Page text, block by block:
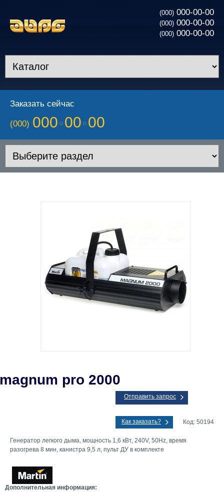
(000) 000-00-00
(000) 000-00-00
(000) 000-00-00
Заказать сейчас
(000) 000 00 00
pro 2000
Отправить запрос
Как заказать? Код: 50194
Генератор легкого дыма, мощность 1,6 кВт, 240V, 50Hz, время
разогрева 8 мин, канистра 9,5 л, пульт ДУ в комплекте
Дополнительная информация: